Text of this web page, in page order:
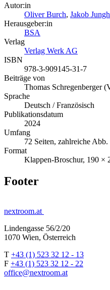
Autor:in
Oliver Burch, Jakob
Herausgeber:in
BSA
Verlag
Verlag Werk AG
ISBN
978-3-909145-31-7
Beiträge von
Thomas Schregenberger
Sprache
Deutsch / Französisch
Publikationsdatum
2024
Umfang
72 Seiten, zahlreiche Abb.
Format
Klappen-Broschur, 190 ×
Footer
nextroom.at
Lindengasse 56/2/20
1070 Wien, Österreich
T +43 (1) 523 32 12 - 13
F +43 (1) 523 32 12 - 22
office@nextroom.at